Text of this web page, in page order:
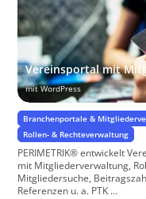
Vereinsportal mit
mit WordPress
Branchenportale &
Rollen- & Rechteverwaltung
PERIMETRIK® entwickelt
mit Mitgliederverwaltung,
Mitgliedersuche,
Referenzen u. a. PTK ...